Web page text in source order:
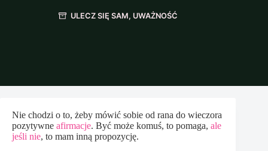
ULECZ SIĘ SAM, UWAŻNOŚĆ
Nie chodzi o to, żeby mówić sobie od rana do wieczora
pozytywne afirmacje. Być może komuś, to pomaga, ale
jeśli nie, to mam inną propozycję.